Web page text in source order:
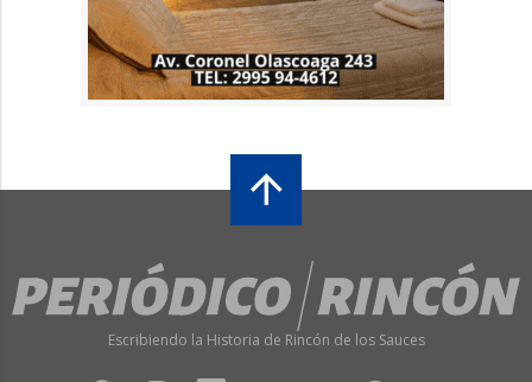
Escribiendo la Historia de Rincón de los Sauces